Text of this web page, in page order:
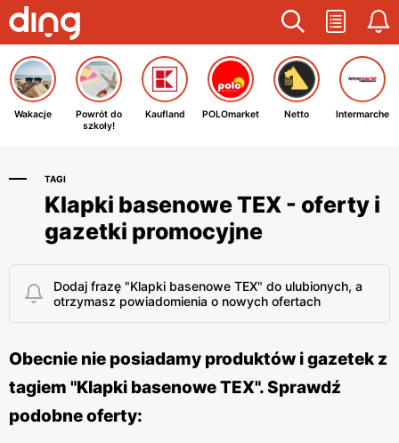
Wakacje
Powrót do
szkoły!
Kaufland POLOmarket Netto Intermarche
TAGI
Klapki basenowe TEX - oferty i
gazetki promocyjne
Dodaj frazę "Klapki basenowe TEX" do ulubionych, a
otrzymasz powiadomienia o nowych ofertach
Obecnie nie posiadamy produktów i gazetek z
tagiem "Klapki basenowe TEX". Sprawdź
podobne oferty: